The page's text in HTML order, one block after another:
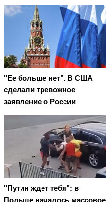
"Ее больше нет". В США
сделали тревожное
заявление о России
"Путин ждет тебя": в
Польше началось массовое